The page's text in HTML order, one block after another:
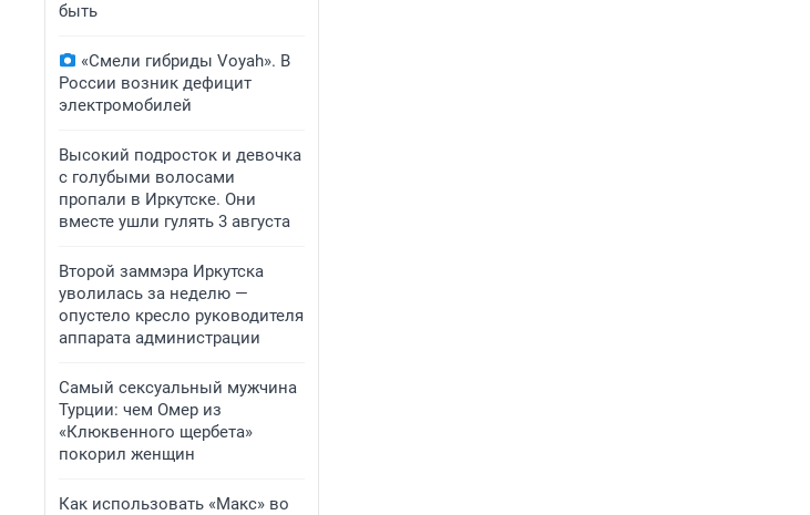
быть
«Смели гибриды Voyah». В
России возник дефицит
электромобилей
Высокий подросток и девочка
с голубыми волосами
пропали в Иркутске. Они
вместе ушли гулять 3 августа
Второй заммэра Иркутска
уволилась за неделю —
опустело кресло руководителя
аппарата администрации
Самый сексуальный мужчина
Турции: чем Омер из
«Клюквенного щербета»
покорил женщин
Как использовать «Макс» во